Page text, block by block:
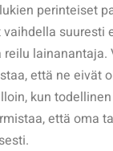
perinteiset
suuresti
että ne eivät
kun
että oma